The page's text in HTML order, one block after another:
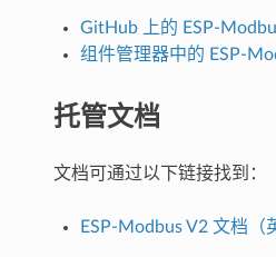
GitHub 上的 ESP-
组件管理器中的 ESP-
托管文档
文档可通过以下链接找到：
ESP-Modbus V2 文档（